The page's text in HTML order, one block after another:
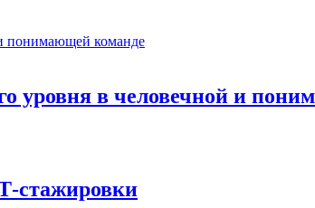
уровня в человечной и